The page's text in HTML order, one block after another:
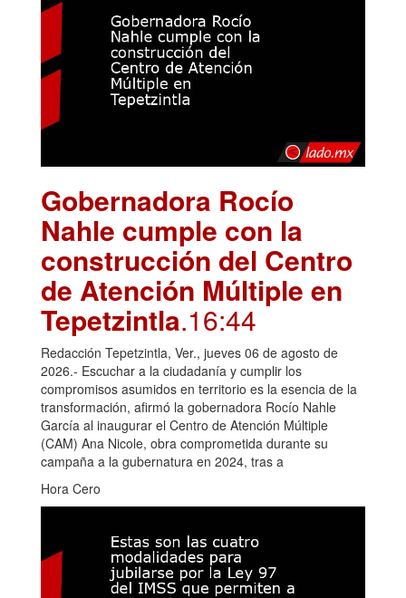
Gobernadora Rocío
Nahle cumple con la
construcción del Centro
de Atención Múltiple en
Tepetzintla.16:44
Redacción Tepetzintla, Ver., jueves 06 de agosto de
2026.- Escuchar a la ciudadanía y cumplir los
compromisos asumidos en territorio es la esencia de la
transformación, afirmó la gobernadora Rocío Nahle
García al inaugurar el Centro de Atención Múltiple
(CAM) Ana Nicole, obra comprometida durante su
campaña a la gubernatura en 2024, tras a
Hora Cero